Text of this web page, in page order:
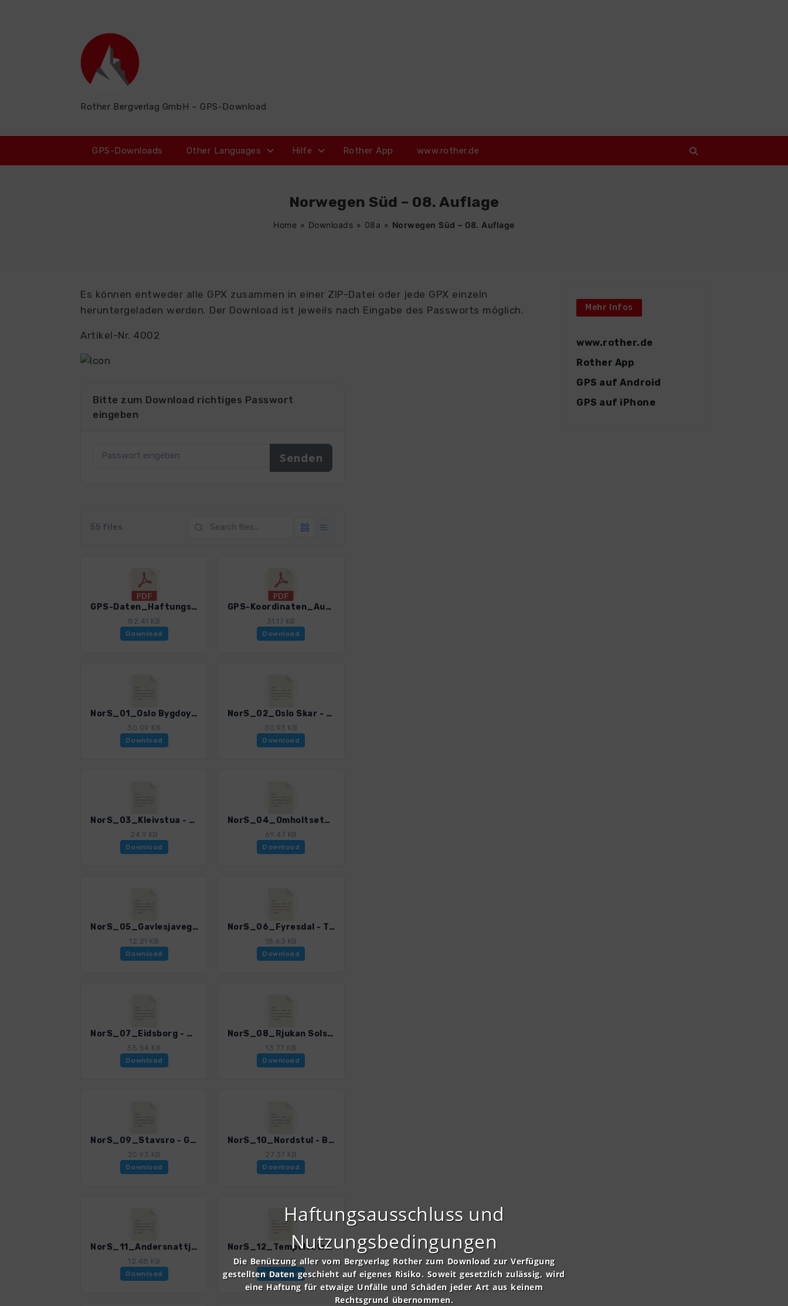
Rother Bergverlag GmbH – GPS-Download
GPS-Downloads Other Languages Hilfe Rother App www.rother.de
Norwegen Süd – 08. Auflage
Home » Downloads » 08a » Norwegen Süd – 08. Auflage
Es können entweder alle GPX zusammen in einer ZIP-Datei oder jede GPX einzeln
heruntergeladen werden. Der Download ist jeweils nach Eingabe des Passworts möglich.
Artikel-Nr. 4002
Bitte zum Download richtiges Passwort
eingeben
55 files
GPS-Daten_Haftungsausschluss-Nutzungsbedingungen_WF_Norwegen_Sued_4002_8.pdf
82.41 KB
Download
GPS-Koordinaten_Ausgangspunkte_WF_Norwegen_Sued_4002_8.pdf
31.17 KB
Download
NorS_01_Oslo Bygdoy_4002_8.gpx
30.09 KB
Download
NorS_02_Oslo Skar - Tomtehytta - Mellomkollen_4002_8.gpx
30.93 KB
Download
NorS_03_Kleivstua - Kongens Utsikt - Krokkleiva_4002_8.gpx
24.9 KB
Download
NorS_04_Omholtseter - Styggmann_4002_8.gpx
69.47 KB
Download
NorS_05_Gavlesjavegen - Himingen_4002_8.gpx
12.21 KB
Download
NorS_06_Fyresdal - Trollholene_4002_8.gpx
18.63 KB
Download
NorS_07_Eidsborg - Ravnejuvet_4002_8.gpx
55.54 KB
Download
NorS_08_Rjukan Solstien_4002_8.gpx
13.77 KB
Download
NorS_09_Stavsro - Gausta_4002_8.gpx
20.93 KB
Download
NorS_10_Nordstul - Bletoppen_4002_8.gpx
27.37 KB
Download
NorS_11_Andersnattjenn - Andersnatten_4002_8.gpx
12.48 KB
Download
NorS_12_Tempelsetra - Raudmyra - Hogevard_4002_8.gpx
21.12 KB
Download
Mehr Infos
www.rother.de
Rother App
GPS auf Android
GPS auf iPhone
Haftungsausschluss und
Nutzungsbedingungen
Die Benützung aller vom Bergverlag Rother zum Download zur Verfügung
gestellten Daten geschieht auf eigenes Risiko. Soweit gesetzlich zulässig, wird
eine Haftung für etwaige Unfälle und Schäden jeder Art aus keinem
Rechtsgrund übernommen.